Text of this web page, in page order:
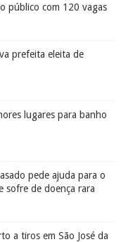
público com 120 vagas
prefeita eleita de
lugares para banho
pede ajuda para o
sofre de doença rara
a tiros em São José da